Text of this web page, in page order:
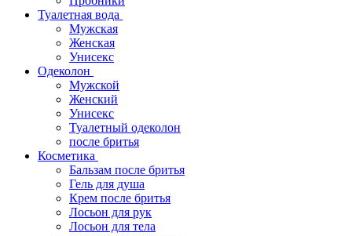
Туалетная вода
Мужская
Женская
Унисекс
Одеколон
Мужской
Женский
Унисекс
Туалетный одеколон
после бритья
Косметика
Бальзам после бритья
Гель для душа
Крем после бритья
Лосьон для рук
Лосьон для тела